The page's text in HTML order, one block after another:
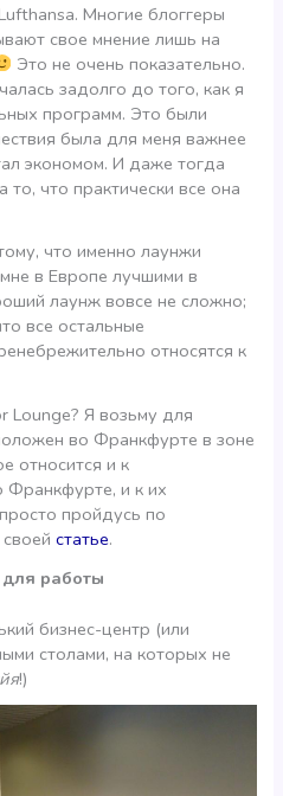
Многие блоггеры
свое мнение лишь на
Это не очень показательно.
задолго до того, как я
программ. Это были
была для меня важнее
экономом. И даже тогда
что практически все она
что именно лаунжи
в Европе лучшими в
лаунж вовсе не сложно;
все остальные
относятся к
Lounge? Я возьму для
во Франкфурте в зоне
относится и к
Франкфурте, и к их
пройдусь по
своейстатье.
работы
бизнес-центр (или
столами, на которых не
!)